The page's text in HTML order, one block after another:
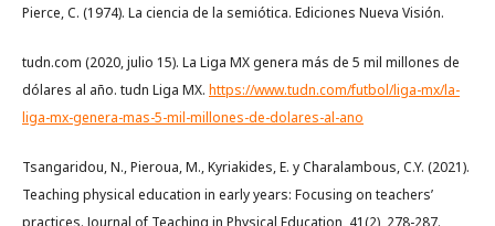
Pierce, C. (1974). La ciencia de la semiótica. Ediciones Nueva Visión.
tudn.com (2020, julio 15). La Liga MX genera más de 5 mil millones de
dólares al año. tudn Liga MX. https://www.tudn.com/futbol/liga-mx/la-
liga-mx-genera-mas-5-mil-millones-de-dolares-al-ano
Tsangaridou, N., Pieroua, M., Kyriakides, E. y Charalambous, C.Y. (2021).
Teaching physical education in early years: Focusing on teachers’
practices. Journal of Teaching in Physical Education, 41(2), 278-287.